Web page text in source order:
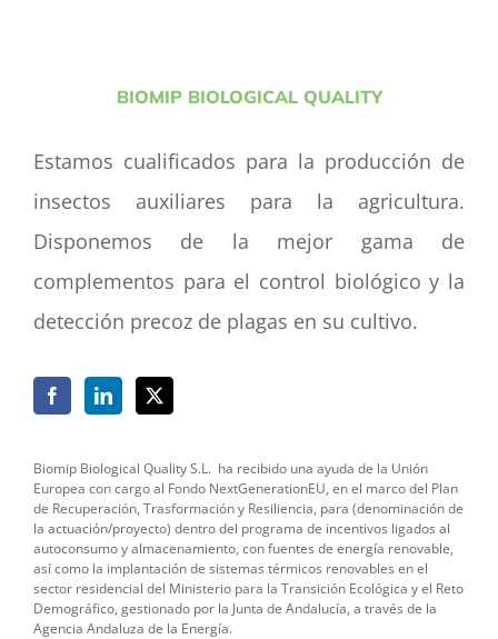
BIOMIP BIOLOGICAL QUALITY
Estamos cualificados para la producción de
insectos auxiliares para la agricultura.
Disponemos de la mejor gama de
complementos para el control biológico y la
detección precoz de plagas en su cultivo.
Biomip Biological Quality S.L. ha recibido una ayuda de la Unión
Europea con cargo al Fondo NextGenerationEU, en el marco del Plan
de Recuperación, Trasformación y Resiliencia, para (denominación de
la actuación/proyecto) dentro del programa de incentivos ligados al
autoconsumo y almacenamiento, con fuentes de energía renovable,
así como la implantación de sistemas térmicos renovables en el
sector residencial del Ministerio para la Transición Ecológica y el Reto
Demográfico, gestionado por la Junta de Andalucía, a través de la
Agencia Andaluza de la Energía.